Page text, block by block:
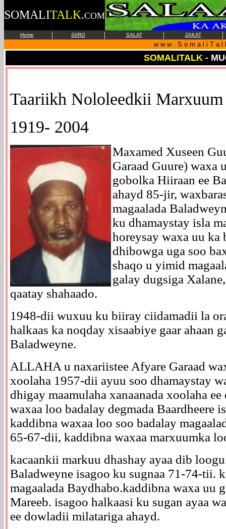
SOMALITALK.COM
Home | SIIRO | SALAT | ZAKAT |
w w w . S o m a l i T a l
SOMALITALK -
Taariikh Nololeedkii
1919- 2004
Maxamed Xuseen
Garaad Guure) waxa
gobolka Hiiraan ee
ahayd 85-jir,
magaalada
ku dhamaystay isla
horeysay waxa uu
dhibowga uga soo
shaqo u yimid
galay dugsiga
qaatay shahaado.
1948-dii wuxuu ku biiray ciidamadii la
halkaas ka noqday xisaabiye gaar ahaan
Baladweyne.
ALLAHA u naxariistee Afyare Garaad
xoolaha 1957-dii ayuu soo dhamaystay
dhigay maamulaha xanaanada xoolaha
waxaa loo badalay degmada Baardheere
kaddibna waxaa loo soo badalay
65-67-dii, kaddibna waxaa marxuumka
kacaankii markuu dhashay ayaa dib
Baladweyne isagoo ku sugnaa 71-74-tii.
magaalada Baydhabo.kaddibna waxa uu
Mareeb. isagoo halkaasi ku sugan ayaa
ee dowladii milatariga ahayd.